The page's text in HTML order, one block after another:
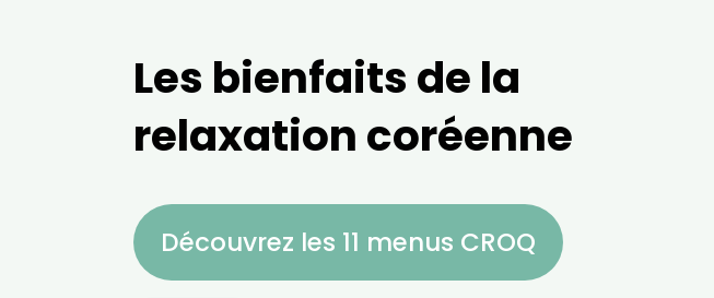
Les bienfaits de la
relaxation coréenne
Découvrez les 11 menus CROQ